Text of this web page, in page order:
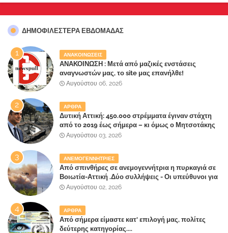
ΔΗΜΟΦΙΛΈΣΤΕΡΑ ΕΒΔΟΜΆΔΑΣ
ΑΝΑΚΟΙΝΩΣΕΙΣ
ΑΝΑΚΟΙΝΩΣΗ : Μετά από μαζικές ενστάσεις
αναγνωστών μας, το site μας επανήλθε!
Αυγούστου 06, 2026
ΑΡΘΡΑ
Δυτική Αττική: 450.000 στρέμματα έγιναν στάχτη
από το 2019 έως σήμερα – κι όμως ο Μητσοτάκης
έλαβε 40% και 45% στις εκλογές του 2023,ενώ 50%
Αυγούστου 03, 2026
ΑΝΕΜΟΓΕΝΝΗΤΡΙΕΣ
Από σπινθήρες σε ανεμογεννήτρια η πυρκαγιά σε
Βοιωτία-Αττική .Δύο συλλήψεις - Οι υπεύθυνοι για
την λάθος διαχείριση της κατάσβεσης θα
Αυγούστου 02, 2026
ΑΡΘΡΑ
Από σήμερα είμαστε κατ' επιλογή μας, πολίτες
δεύτερης κατηγορίας....